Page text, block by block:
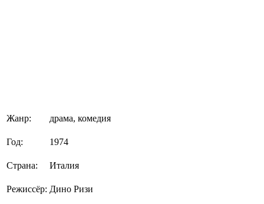
Жанр: драма, комедия
Год: 1974
Страна: Италия
Режиссёр: Дино Ризи